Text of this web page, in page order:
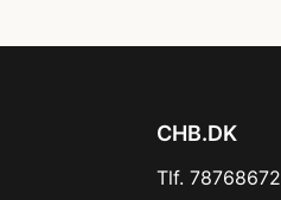
CHB.DK
Tlf. 78768672